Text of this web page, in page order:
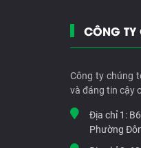
CÔNG TY
Công ty chúng
và đáng tin cậy
Địa chỉ 1:
Phường